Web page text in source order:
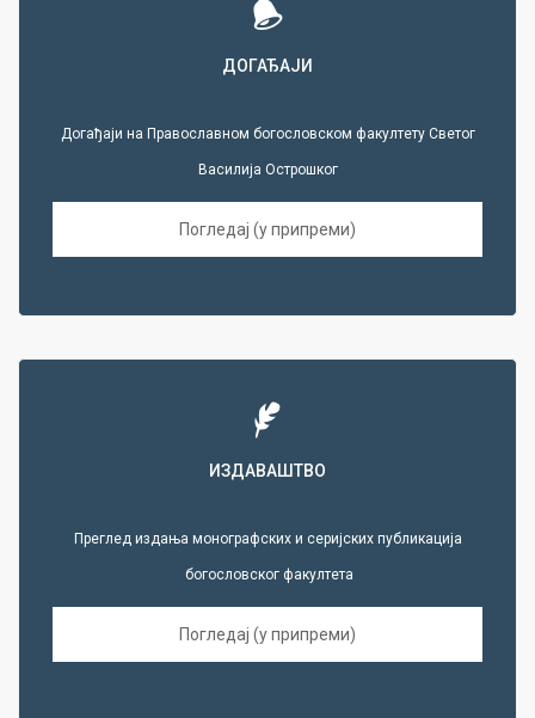
ДОГАЂАЈИ
Догађаји на Православном богословском факултету Светог
Василија Острошког
Погледај (у припреми)
ИЗДАВАШТВО
Преглед издања монографских и серијских публикација
богословског факултета
Погледај (у припреми)